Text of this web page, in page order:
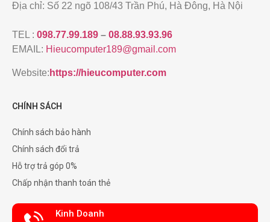
Địa chỉ: Số 22 ngõ 108/43 Trần Phú, Hà Đông, Hà Nội
TEL : 098.77.99.189 – 08.88.93.93.96
EMAIL: Hieucomputer189@gmail.com
Website: https://hieucomputer.com
CHÍNH SÁCH
Chính sách bảo hành
Chính sách đổi trả
Hỗ trợ trả góp 0%
Chấp nhận thanh toán thẻ
Kinh Doanh